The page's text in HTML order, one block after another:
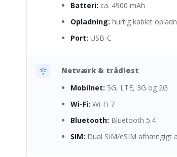
Batteri: ca. 4900 mAh
Opladning: hurtig kablet
Port: USB-C
Netværk & trådløst
Mobilnet: 5G, LTE, 3G og 2G
Wi-Fi: Wi-Fi 7
Bluetooth: Bluetooth 5.4
SIM: Dual SIM/eSIM afhængigt